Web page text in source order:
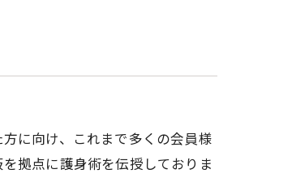
に向け、これまで多くの会員様
拠点に護身術を伝授しておりま